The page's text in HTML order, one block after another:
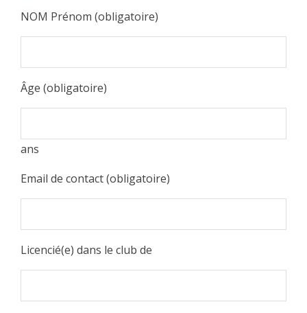
NOM Prénom (obligatoire)
Âge (obligatoire)
ans
Email de contact (obligatoire)
Licencié(e) dans le club de